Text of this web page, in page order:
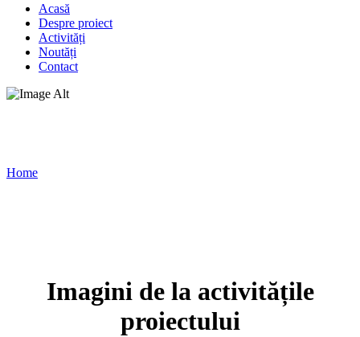
Acasă
Despre proiect
Activități
Noutăți
Contact
Home
Imagini de la activitățile
proiectului